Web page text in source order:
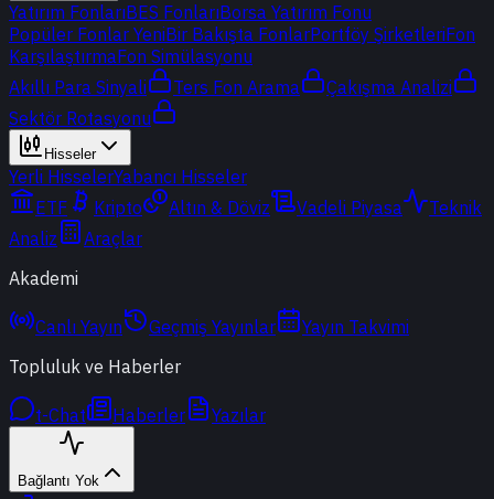
Yatırım FonlarıBES FonlarıBorsa Yatırım Fonu
Popüler Fonlar YeniBir Bakışta FonlarPortföy ŞirketleriFon
KarşılaştırmaFon Simülasyonu
Akıllı Para Sinyali
Ters Fon Arama
Çakışma Analizi
Sektör Rotasyonu
Hisseler
Yerli HisselerYabancı Hisseler
ETF
Kripto Altın & Döviz Vadeli Piyasa
Teknik
Analiz
Araçlar
Akademi
Canlı Yayın Geçmiş Yayınlar
Yayın Takvimi
Topluluk ve Haberler
t-Chat Haberler Yazılar
Bağlantı Yok